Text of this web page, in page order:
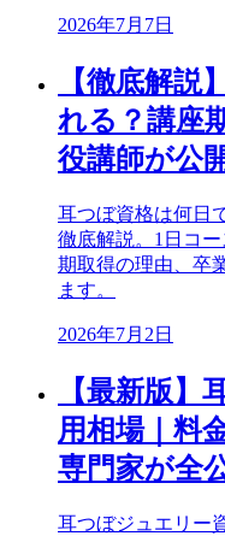
2026年7月7日
【徹底解説
れる？講座
役講師が公
耳つぼ資格は何日
徹底解説。1日コ
期取得の理由、卒
ます。
2026年7月2日
【最新版】
用相場｜料
専門家が全
耳つぼジュエリー